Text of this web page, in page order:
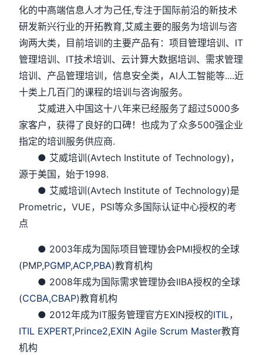
化的中高端信息人才为己任,专注于国际前沿的新技术
研发新兴行业的开拓教育,艾威主要的服务为培训与咨
询两大类，目前培训的主要产品有：项目管理培训、IT
管理培训、IT技术培训、云计算大数据培训、需求管理
培训、产品管理培训，信息安全类，AI人工智能等....近
十类上几百门的课程的培训与咨询服务。
艾威进入中国这十八年来已经服务了超过5000多
家客户，获得了良好的口碑！也成为了众多500强企业
指定的培训服务供应商.
● 艾威培训(Avtech Institute of Technology)，
源于美国，始于1998.
● 艾威培训(Avtech Institute of Technology)是
Prometric，VUE，PSI等众多国际认证中心授权的考
点
● 2003年成为国际项目管理协会PMI授权的全球
(PMP,PGMP,ACP,PBA)教育机构
● 2008年成为国际需求管理协会IIBA授权的全球
(CCBA,CBAP)教育机构
● 2012年成为IT服务管理官方EXIN授权的ITIL，
ITIL EXPERT,Prince2,EXIN Agile Scrum Master教育
机构